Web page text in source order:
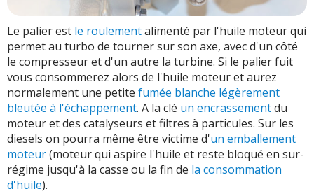
Le palier est le roulementalimenté par l'huile moteur qui
permet au turbo de tourner sur son axe, avec d'un côté
le compresseur et d'un autre la turbine. Si le palier fuit
vous consommerez alors de l'huile moteur et aurez
normalement une petite fumée blanche légèrement
bleutée à l'échappement. A la clé un encrassementdu
moteur et des catalyseurs et filtres à particules. Sur les
diesels on pourra même être victime d'un emballement
moteur(moteur qui aspire l'huile et reste bloqué en sur-
régime jusqu'à la casse ou la fin de la consommation
d'huile).